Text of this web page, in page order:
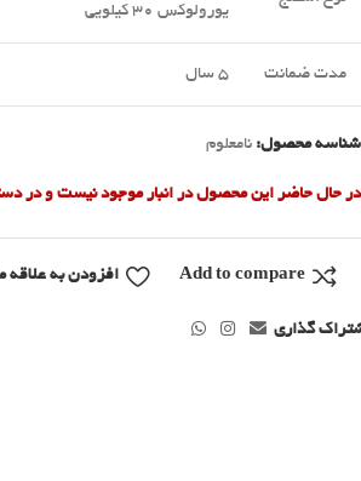
یورولوکس 30 کیلویی
مدت ضمانت 5 سال
شناسه محصول: نامعلوم
در حال حاضر این محصول در انبار موجود نیست و در
Add to compare افزودن به علاقه
گذاری